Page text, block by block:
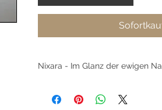
Nixara - Im Glanz der ewigen
geheimnisvoll wie der Himmel